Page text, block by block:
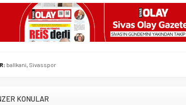
ballkani, Sivasspor
KONULAR